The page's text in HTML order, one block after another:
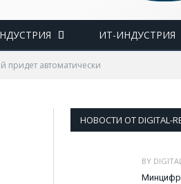
ИТ-ИНДУСТРИЯ
автоматически
НОВОСТИ ОТ DIGITAL-
BY